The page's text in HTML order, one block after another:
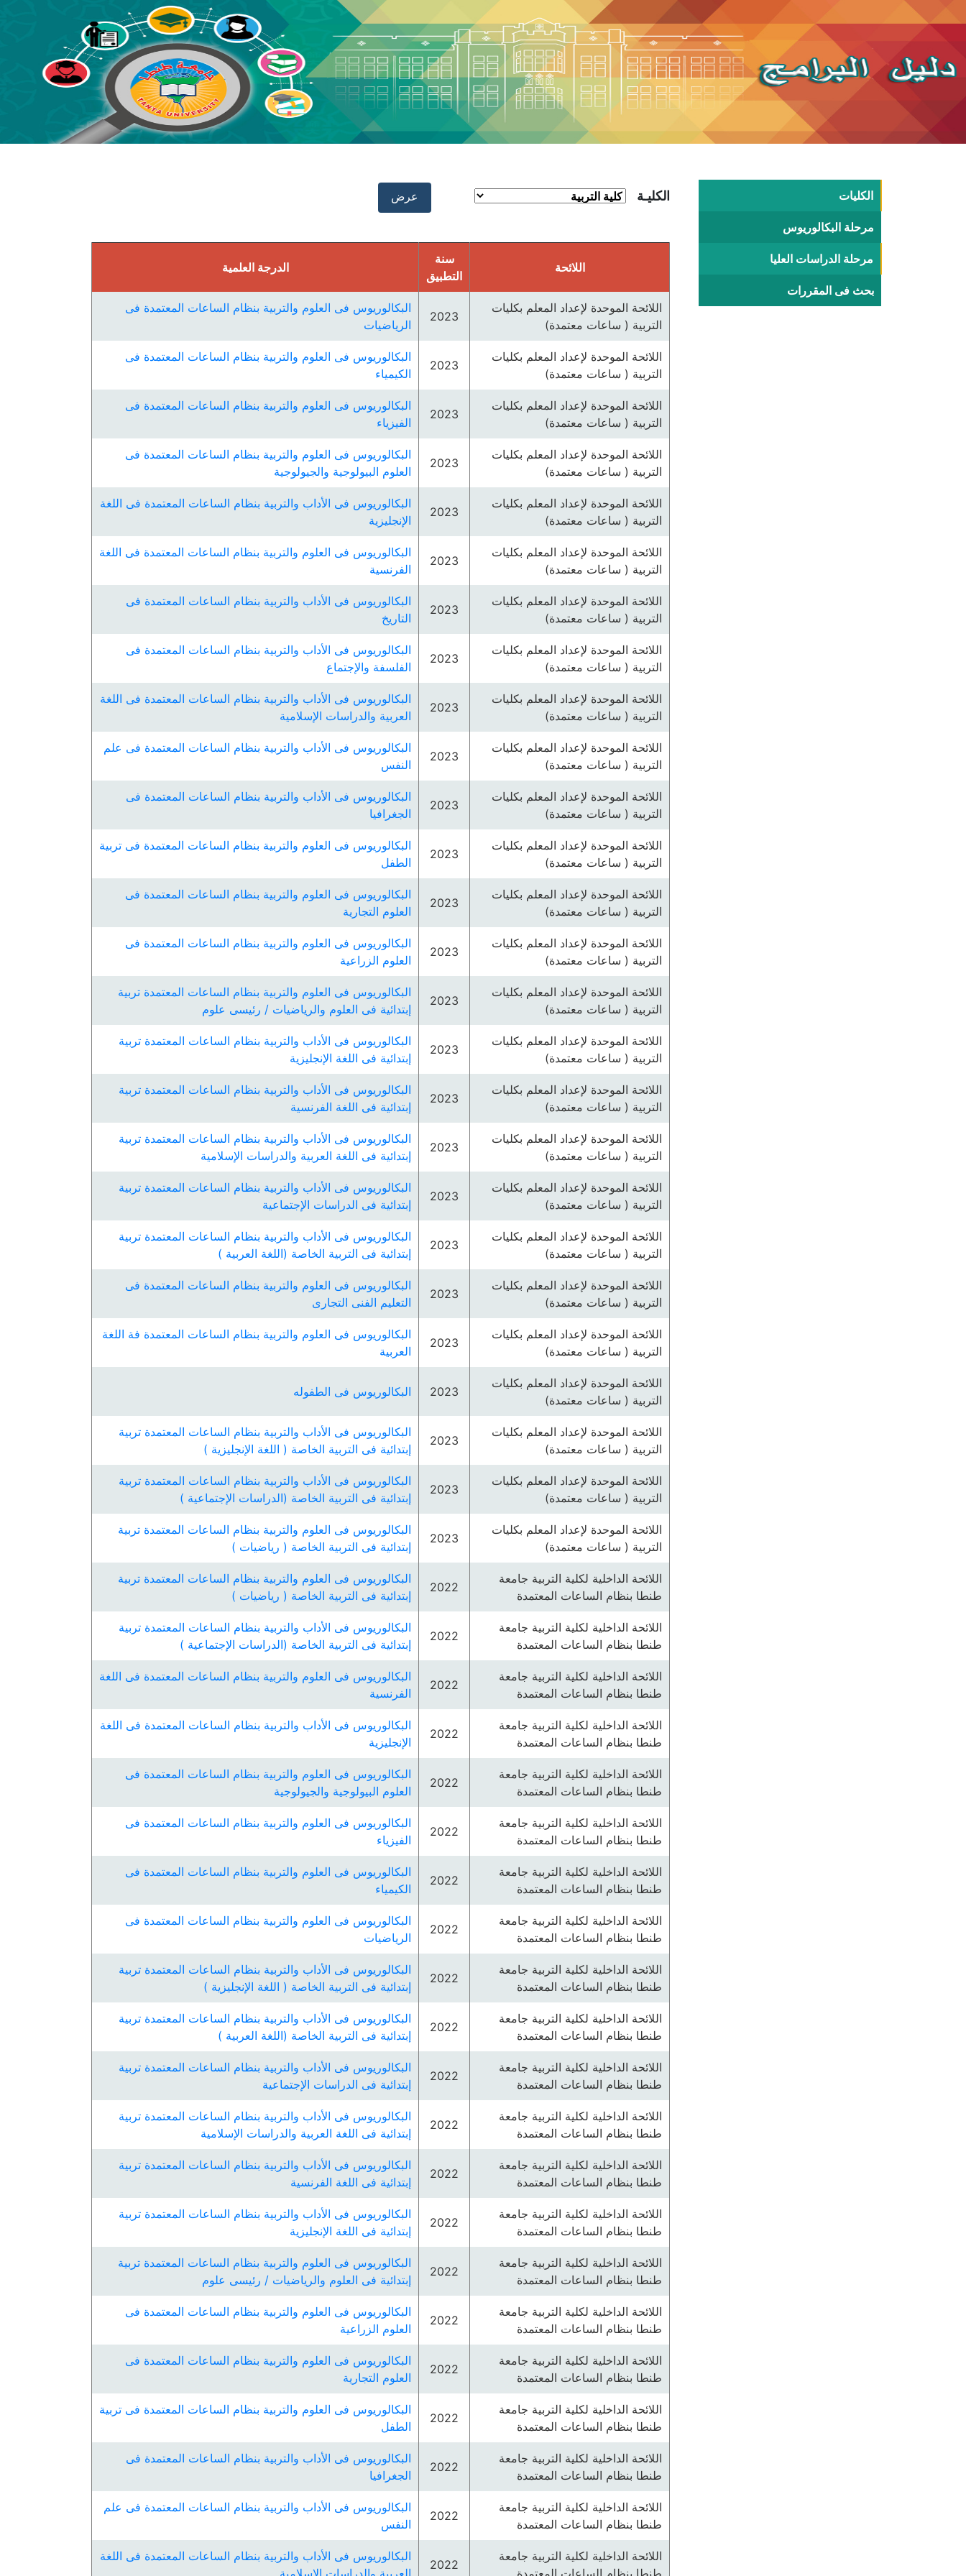
الكليات
مرحلة البكالوريوس
مرحلة الدراسات العليا
بحث فى المقررات
الكليـة
اللائحة
سنة
التطبيق
الدرجة العلمية
اللائحة الموحدة لإعداد المعلم بكليات
التربية ( ساعات معتمدة)
2023
البكالوريوس فى العلوم والتربية بنظام الساعات المعتمدة فى
الرياضيات
اللائحة الموحدة لإعداد المعلم بكليات
التربية ( ساعات معتمدة)
2023
البكالوريوس فى العلوم والتربية بنظام الساعات المعتمدة فى
الكيمياء
اللائحة الموحدة لإعداد المعلم بكليات
التربية ( ساعات معتمدة)
2023
البكالوريوس فى العلوم والتربية بنظام الساعات المعتمدة فى
الفيزياء
اللائحة الموحدة لإعداد المعلم بكليات
التربية ( ساعات معتمدة)
2023
البكالوريوس فى العلوم والتربية بنظام الساعات المعتمدة فى
العلوم البيولوجية والجيولوجية
اللائحة الموحدة لإعداد المعلم بكليات
التربية ( ساعات معتمدة)
2023
البكالوريوس فى الأداب والتربية بنظام الساعات المعتمدة فى اللغة
الإنجليزية
اللائحة الموحدة لإعداد المعلم بكليات
التربية ( ساعات معتمدة)
2023
البكالوريوس فى العلوم والتربية بنظام الساعات المعتمدة فى اللغة
الفرنسية
اللائحة الموحدة لإعداد المعلم بكليات
التربية ( ساعات معتمدة)
2023
البكالوريوس فى الأداب والتربية بنظام الساعات المعتمدة فى
التاريخ
اللائحة الموحدة لإعداد المعلم بكليات
التربية ( ساعات معتمدة)
2023
البكالوريوس فى الأداب والتربية بنظام الساعات المعتمدة فى
الفلسفة والإجتماع
اللائحة الموحدة لإعداد المعلم بكليات
التربية ( ساعات معتمدة)
2023
البكالوريوس فى الأداب والتربية بنظام الساعات المعتمدة فى اللغة
العربية والدراسات الإسلامية
اللائحة الموحدة لإعداد المعلم بكليات
التربية ( ساعات معتمدة)
2023
البكالوريوس فى الأداب والتربية بنظام الساعات المعتمدة فى علم
النفس
اللائحة الموحدة لإعداد المعلم بكليات
التربية ( ساعات معتمدة)
2023
البكالوريوس فى الأداب والتربية بنظام الساعات المعتمدة فى
الجغرافيا
اللائحة الموحدة لإعداد المعلم بكليات
التربية ( ساعات معتمدة)
2023
البكالوريوس فى العلوم والتربية بنظام الساعات المعتمدة فى تربية
الطفل
اللائحة الموحدة لإعداد المعلم بكليات
التربية ( ساعات معتمدة)
2023
البكالوريوس فى العلوم والتربية بنظام الساعات المعتمدة فى
العلوم التجارية
اللائحة الموحدة لإعداد المعلم بكليات
التربية ( ساعات معتمدة)
2023
البكالوريوس فى العلوم والتربية بنظام الساعات المعتمدة فى
العلوم الزراعية
اللائحة الموحدة لإعداد المعلم بكليات
التربية ( ساعات معتمدة)
2023
البكالوريوس فى العلوم والتربية بنظام الساعات المعتمدة تربية
إبتدائية فى العلوم والرياضيات / رئيسى علوم
اللائحة الموحدة لإعداد المعلم بكليات
التربية ( ساعات معتمدة)
2023
البكالوريوس فى الأداب والتربية بنظام الساعات المعتمدة تربية
إبتدائية فى اللغة الإنجليزية
اللائحة الموحدة لإعداد المعلم بكليات
التربية ( ساعات معتمدة)
2023
البكالوريوس فى الأداب والتربية بنظام الساعات المعتمدة تربية
إبتدائية فى اللغة الفرنسية
اللائحة الموحدة لإعداد المعلم بكليات
التربية ( ساعات معتمدة)
2023
البكالوريوس فى الأداب والتربية بنظام الساعات المعتمدة تربية
إبتدائية فى اللغة العربية والدراسات الإسلامية
اللائحة الموحدة لإعداد المعلم بكليات
التربية ( ساعات معتمدة)
2023
البكالوريوس فى الأداب والتربية بنظام الساعات المعتمدة تربية
إبتدائية فى الدراسات الإجتماعية
اللائحة الموحدة لإعداد المعلم بكليات
التربية ( ساعات معتمدة)
2023
البكالوريوس فى الأداب والتربية بنظام الساعات المعتمدة تربية
إبتدائية فى التربية الخاصة (اللغة العربية )
اللائحة الموحدة لإعداد المعلم بكليات
التربية ( ساعات معتمدة)
2023
البكالوريوس فى العلوم والتربية بنظام الساعات المعتمدة فى
التعليم الفنى التجارى
اللائحة الموحدة لإعداد المعلم بكليات
التربية ( ساعات معتمدة)
2023
البكالوريوس فى العلوم والتربية بنظام الساعات المعتمدة فة اللغة
العربية
اللائحة الموحدة لإعداد المعلم بكليات
التربية ( ساعات معتمدة)
2023 البكالوريوس فى الطفوله
اللائحة الموحدة لإعداد المعلم بكليات
التربية ( ساعات معتمدة)
2023
البكالوريوس فى الأداب والتربية بنظام الساعات المعتمدة تربية
إبتدائية فى التربية الخاصة ( اللغة الإنجليزية )
اللائحة الموحدة لإعداد المعلم بكليات
التربية ( ساعات معتمدة)
2023
البكالوريوس فى الأداب والتربية بنظام الساعات المعتمدة تربية
إبتدائية فى التربية الخاصة (الدراسات الإجتماعية )
اللائحة الموحدة لإعداد المعلم بكليات
التربية ( ساعات معتمدة)
2023
البكالوريوس فى العلوم والتربية بنظام الساعات المعتمدة تربية
إبتدائية فى التربية الخاصة ( رياضيات )
اللائحة الداخلية لكلية التربية جامعة
طنطا بنظام الساعات المعتمدة
2022
البكالوريوس فى العلوم والتربية بنظام الساعات المعتمدة تربية
إبتدائية فى التربية الخاصة ( رياضيات )
اللائحة الداخلية لكلية التربية جامعة
طنطا بنظام الساعات المعتمدة
2022
البكالوريوس فى الأداب والتربية بنظام الساعات المعتمدة تربية
إبتدائية فى التربية الخاصة (الدراسات الإجتماعية )
اللائحة الداخلية لكلية التربية جامعة
طنطا بنظام الساعات المعتمدة
2022
البكالوريوس فى العلوم والتربية بنظام الساعات المعتمدة فى اللغة
الفرنسية
اللائحة الداخلية لكلية التربية جامعة
طنطا بنظام الساعات المعتمدة
2022
البكالوريوس فى الأداب والتربية بنظام الساعات المعتمدة فى اللغة
الإنجليزية
اللائحة الداخلية لكلية التربية جامعة
طنطا بنظام الساعات المعتمدة
2022
البكالوريوس فى العلوم والتربية بنظام الساعات المعتمدة فى
العلوم البيولوجية والجيولوجية
اللائحة الداخلية لكلية التربية جامعة
طنطا بنظام الساعات المعتمدة
2022
البكالوريوس فى العلوم والتربية بنظام الساعات المعتمدة فى
الفيزياء
اللائحة الداخلية لكلية التربية جامعة
طنطا بنظام الساعات المعتمدة
2022
البكالوريوس فى العلوم والتربية بنظام الساعات المعتمدة فى
الكيمياء
اللائحة الداخلية لكلية التربية جامعة
طنطا بنظام الساعات المعتمدة
2022
البكالوريوس فى العلوم والتربية بنظام الساعات المعتمدة فى
الرياضيات
اللائحة الداخلية لكلية التربية جامعة
طنطا بنظام الساعات المعتمدة
2022
البكالوريوس فى الأداب والتربية بنظام الساعات المعتمدة تربية
إبتدائية فى التربية الخاصة ( اللغة الإنجليزية )
اللائحة الداخلية لكلية التربية جامعة
طنطا بنظام الساعات المعتمدة
2022
البكالوريوس فى الأداب والتربية بنظام الساعات المعتمدة تربية
إبتدائية فى التربية الخاصة (اللغة العربية )
اللائحة الداخلية لكلية التربية جامعة
طنطا بنظام الساعات المعتمدة
2022
البكالوريوس فى الأداب والتربية بنظام الساعات المعتمدة تربية
إبتدائية فى الدراسات الإجتماعية
اللائحة الداخلية لكلية التربية جامعة
طنطا بنظام الساعات المعتمدة
2022
البكالوريوس فى الأداب والتربية بنظام الساعات المعتمدة تربية
إبتدائية فى اللغة العربية والدراسات الإسلامية
اللائحة الداخلية لكلية التربية جامعة
طنطا بنظام الساعات المعتمدة
2022
البكالوريوس فى الأداب والتربية بنظام الساعات المعتمدة تربية
إبتدائية فى اللغة الفرنسية
اللائحة الداخلية لكلية التربية جامعة
طنطا بنظام الساعات المعتمدة
2022
البكالوريوس فى الأداب والتربية بنظام الساعات المعتمدة تربية
إبتدائية فى اللغة الإنجليزية
اللائحة الداخلية لكلية التربية جامعة
طنطا بنظام الساعات المعتمدة
2022
البكالوريوس فى العلوم والتربية بنظام الساعات المعتمدة تربية
إبتدائية فى العلوم والرياضيات / رئيسى علوم
اللائحة الداخلية لكلية التربية جامعة
طنطا بنظام الساعات المعتمدة
2022
البكالوريوس فى العلوم والتربية بنظام الساعات المعتمدة فى
العلوم الزراعية
اللائحة الداخلية لكلية التربية جامعة
طنطا بنظام الساعات المعتمدة
2022
البكالوريوس فى العلوم والتربية بنظام الساعات المعتمدة فى
العلوم التجارية
اللائحة الداخلية لكلية التربية جامعة
طنطا بنظام الساعات المعتمدة
2022
البكالوريوس فى العلوم والتربية بنظام الساعات المعتمدة فى تربية
الطفل
اللائحة الداخلية لكلية التربية جامعة
طنطا بنظام الساعات المعتمدة
2022
البكالوريوس فى الأداب والتربية بنظام الساعات المعتمدة فى
الجغرافيا
اللائحة الداخلية لكلية التربية جامعة
طنطا بنظام الساعات المعتمدة
2022
البكالوريوس فى الأداب والتربية بنظام الساعات المعتمدة فى علم
النفس
اللائحة الداخلية لكلية التربية جامعة
طنطا بنظام الساعات المعتمدة
2022
البكالوريوس فى الأداب والتربية بنظام الساعات المعتمدة فى اللغة
العربية والدراسات الإسلامية